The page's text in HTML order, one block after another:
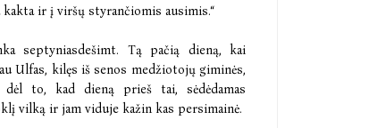
ir į viršų styrančiomis ausimis.“
septyniasdešimt. Tą pačią dieną, kai
Ulfas, kilęs iš senos medžiotojų giminės,
to, kad dieną prieš tai, sėdėdamas
vilką ir jam viduje kažin kas persimainė.